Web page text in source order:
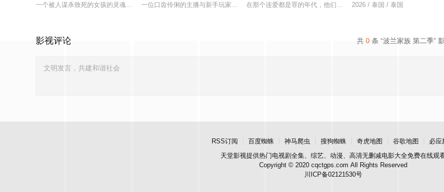
一个被人谋杀致死的女孩的灵魂附到珊瑚上的故事。一位口齿伶俐的主播与新手玩家！顶级主播Thi追捕神秘玩家Zo，后者竟屡次击败他。一场原本只为猎杀对
在那个连爱都是罪的年代，他们选择了彼此。 1976年10月6日清晨，
2026 / 泰国 / 泰国
共 0 条 “波兰家族 第二季”
影视评论
RSS订阅 百度蜘蛛 神马爬虫 搜狗蜘蛛 奇虎地图 谷歌地图
必应
天堂影视提供热门电视剧全集、综艺、动漫、高清无删减电影大全免费在线观
Copyright © 2020 cqctgps.com All Rights Reserved
川ICP备02121530号